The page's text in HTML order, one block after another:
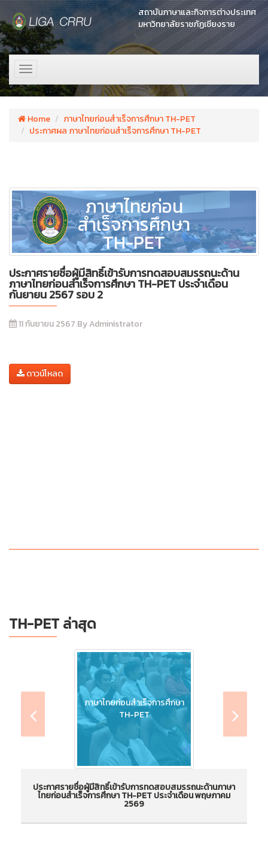
สถาบันภาษาและกิจการต่างประเทศ
มหาวิทยาลัยราชภัฏเชียงราย
Toggle
navigation
Home
ภาษาไทยก่อนสำเร็จการศึกษา TH-PET
ประกาศผล ภาษาไทยก่อนสำเร็จการศึกษา TH-PET
ภาษาไทยก่อน
สำเร็จการศึกษา
TH-PET
ประกาศรายชื่อผู้มีสิทธิ์เข้ารับการทดสอบสมรรถนะด้าน
ภาษาไทยก่อนสำเร็จการศึกษา TH-PET ประจำเดือน
กันยายน 2567 รอบ 2
11 กันยายน 2567 By Administrator
ดาวน์โหลด
TH-PET ล่าสุด
ภาษาไทยก่อนสำเร็จการศึกษา
TH-PET
ด้านภาษาไทยก่อนสำเร็จการศึกษา TH-PET ประจำ
ประกาศรายชื่อผู้มีสิทธิ์เข้ารับการทดสอบสมรรถนะด้านภาษา
ไทยก่อนสำเร็จการศึกษา TH-PET ประจำเดือน พฤษภาคม
2569